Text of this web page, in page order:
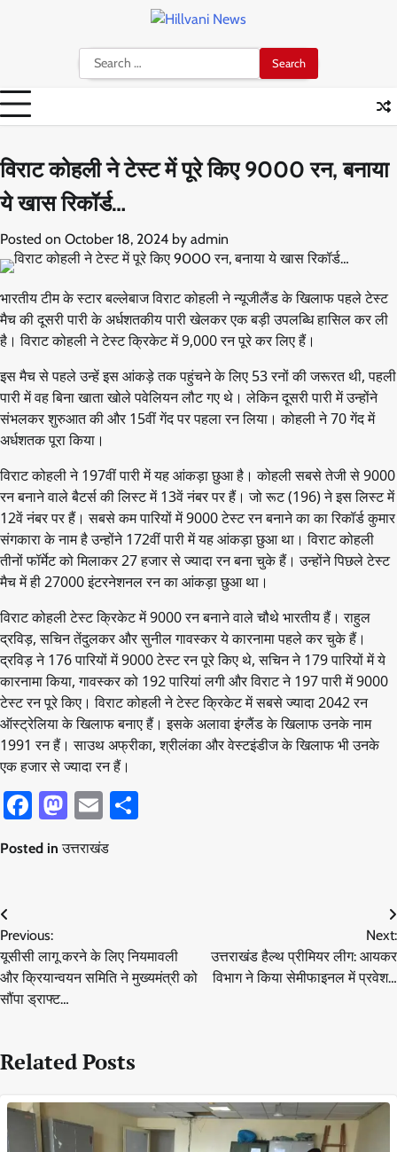
Search
for:
विराट कोहली ने टेस्ट में पूरे किए 9000 रन, बनाया
ये खास रिकॉर्ड…
Posted on October 18, 2024 by admin
भारतीय टीम के स्टार बल्लेबाज विराट कोहली ने न्यूजीलैंड के खिलाफ पहले टेस्ट
मैच की दूसरी पारी के अर्धशतकीय पारी खेलकर एक बड़ी उपलब्धि हासिल कर ली
है। विराट कोहली ने टेस्ट क्रिकेट में 9,000 रन पूरे कर लिए हैं।
इस मैच से पहले उन्हें इस आंकड़े तक पहुंचने के लिए 53 रनों की जरूरत थी, पहली
पारी में वह बिना खाता खोले पवेलियन लौट गए थे। लेकिन दूसरी पारी में उन्होंने
संभलकर शुरुआत की और 15वीं गेंद पर पहला रन लिया। कोहली ने 70 गेंद में
अर्धशतक पूरा किया।
विराट कोहली ने 197वीं पारी में यह आंकड़ा छुआ है। कोहली सबसे तेजी से 9000
रन बनाने वाले बैटर्स की लिस्ट में 13वें नंबर पर हैं। जो रूट (196) ने इस लिस्ट में
12वें नंबर पर हैं। सबसे कम पारियों में 9000 टेस्ट रन बनाने का का रिकॉर्ड कुमार
संगकारा के नाम है उन्होंने 172वीं पारी में यह आंकड़ा छुआ था। विराट कोहली
तीनों फॉर्मेट को मिलाकर 27 हजार से ज्यादा रन बना चुके हैं। उन्होंने पिछले टेस्ट
मैच में ही 27000 इंटरनेशनल रन का आंकड़ा छुआ था।
विराट कोहली टेस्ट क्रिकेट में 9000 रन बनाने वाले चौथे भारतीय हैं। राहुल
द्रविड़, सचिन तेंदुलकर और सुनील गावस्कर ये कारनामा पहले कर चुके हैं।
द्रविड़ ने 176 पारियों में 9000 टेस्ट रन पूरे किए थे, सचिन ने 179 पारियों में ये
कारनामा किया, गावस्कर को 192 पारियां लगी और विराट ने 197 पारी में 9000
टेस्ट रन पूरे किए। विराट कोहली ने टेस्ट क्रिकेट में सबसे ज्यादा 2042 रन
ऑस्ट्रेलिया के खिलाफ बनाए हैं। इसके अलावा इंग्लैंड के खिलाफ उनके नाम
1991 रन हैं। साउथ अफ्रीका, श्रीलंका और वेस्टइंडीज के खिलाफ भी उनके
एक हजार से ज्यादा रन हैं।
Facebook
Mastodon
Email
Posted inउत्तराखंड
Post
navigation
Previous:
यूसीसी लागू करने के लिए नियमावली
और क्रियान्वयन समिति ने मुख्यमंत्री को
सौंपा ड्राफ्ट…
Next:
उत्तराखंड हैल्थ प्रीमियर लीग: आयकर
विभाग ने किया सेमीफाइनल में प्रवेश…
Related Posts